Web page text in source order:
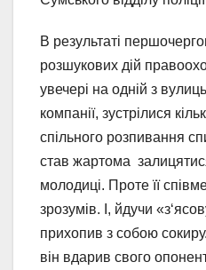
В результаті
розшукових дій
увечері на одній з
компанії, зустрілися
спільного розпивання
став жартома
молодиці. Проте її
зрозумів. І, йдучи
прихопив з собою
він вдарив свого